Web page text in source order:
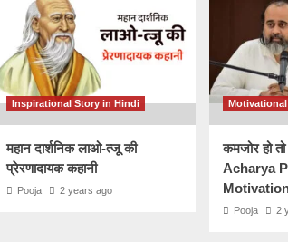
Inspirational Story in Hindi
महान दार्शनिक लाओ-त्जू की
प्रेरणादायक कहानी
Pooja 2 years ago
Motivational
कमजोर हो
Acharya
Pooja 2